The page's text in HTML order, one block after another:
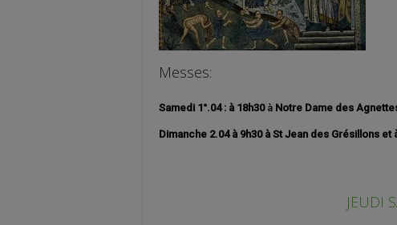
Messes:
Samedi 1°.04 : à 18h30à Notre Dame des
Dimanche 2.04 à 9h30 à St Jean des Grésillons et
JEUDI